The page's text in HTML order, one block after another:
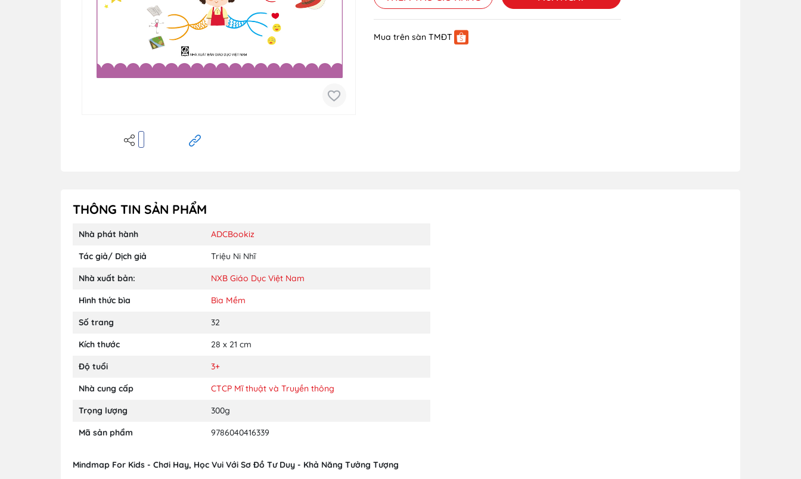
Mua trên sàn TMĐT
THÔNG TIN SẢN PHẨM
Nhà phát hành ADCBookiz
Tác giả/ Dịch giả Triệu Ni Nhĩ
Nhà xuất bản: NXB Giáo Dục Việt Nam
Hình thức bìa Bìa Mềm
Số trang 32
Kích thước 28 x 21 cm
Độ tuổi 3+
Nhà cung cấp CTCP Mĩ thuật và Truyền thông
Trọng lượng 300g
Mã sản phẩm 9786040416339
Mindmap For Kids - Chơi Hay, Học Vui Với Sơ Đồ Tư Duy - Khả Năng Tưởng Tượng